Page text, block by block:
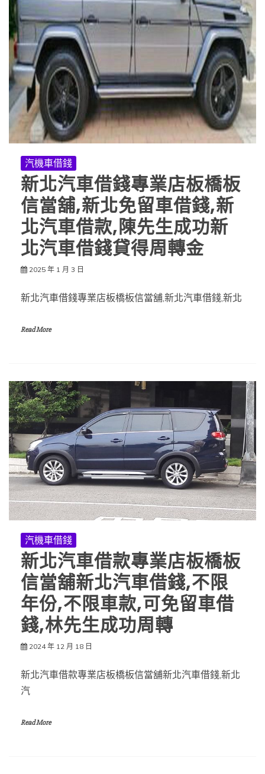
汽機車借錢
新北汽車借錢專業店板橋板
信當舖,新北免留車借錢,新
北汽車借款,陳先生成功新
北汽車借錢貸得周轉金
2025 年 1 月 3 日
新北汽車借錢專業店板橋板信當舖,新北汽車借錢,新北
Read More
汽機車借錢
新北汽車借款專業店板橋板
信當舖新北汽車借錢,不限
年份,不限車款,可免留車借
錢,林先生成功周轉
2024 年 12 月 18 日
新北汽車借款專業店板橋板信當舖新北汽車借錢,新北
汽
Read More